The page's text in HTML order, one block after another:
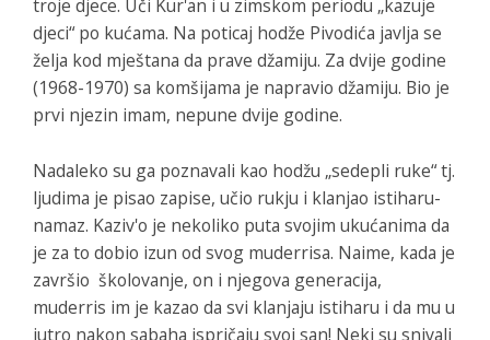
troje djece. Uči Kur'an i u zimskom periodu „kazuje
djeci“ po kućama. Na poticaj hodže Pivodića javlja se
želja kod mještana da prave džamiju. Za dvije godine
(1968-1970) sa komšijama je napravio džamiju. Bio je
prvi njezin imam, nepune dvije godine.
Nadaleko su ga poznavali kao hodžu „sedepli ruke“ tj.
ljudima je pisao zapise, učio rukju i klanjao istiharu-
namaz. Kaziv'o je nekoliko puta svojim ukućanima da
je za to dobio izun od svog muderrisa. Naime, kada je
završio školovanje, on i njegova generacija,
muderris im je kazao da svi klanjaju istiharu i da mu u
jutro nakon sabaha ispričaju svoj san! Neki su snivali